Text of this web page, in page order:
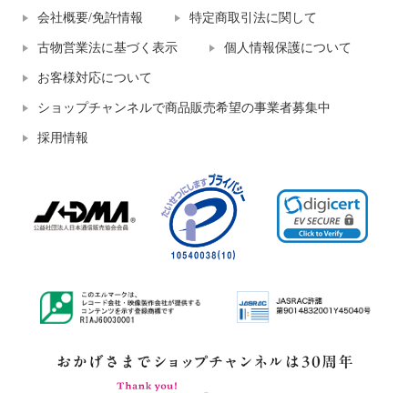
会社概要/免許情報 特定商取引法に関して
古物営業法に基づく表示 個人情報保護について
お客様対応について
ショップチャンネルで商品販売希望の事業者募集中
採用情報